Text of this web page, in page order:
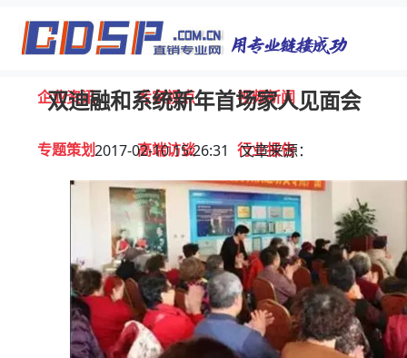
首页 独家报道 行业动态
企业资讯 专家视点 视频新闻
专题策划 高端访谈 行业报告
联系我们
双迪融和系统新年首场家人见面会
2017-02-10 15:26:31 文章来源：